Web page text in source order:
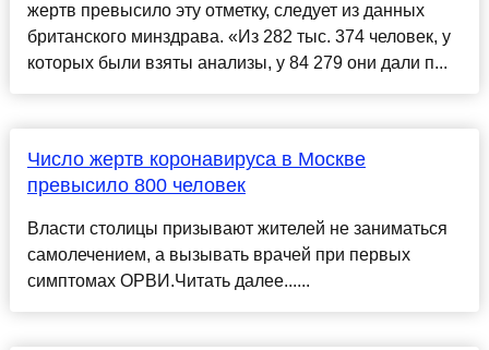
жертв превысило эту отметку, следует из данных
британского минздрава. «Из 282 тыс. 374 человек, у
которых были взяты анализы, у 84 279 они дали п...
Число жертв коронавируса в Москве
превысило 800 человек
Власти столицы призывают жителей не заниматься
самолечением, а вызывать врачей при первых
симптомах ОРВИ.Читать далее......